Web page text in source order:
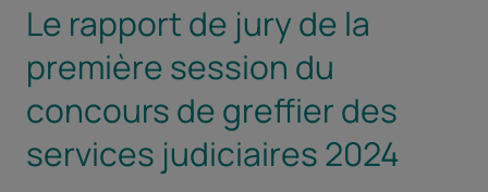
Le rapport de jury de la
première session du
concours de greffier des
services judiciaires 2024